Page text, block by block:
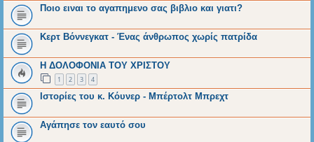
Ποιο ειναι το αγαπημενο σας βιβλιο και γιατι?
Κερτ Βόννεγκατ - Ένας άνθρωπος χωρίς πατρίδα
Η ΔΟΛΟΦΟΝΙΑ ΤΟΥ ΧΡΙΣΤΟΥ
1 2 3 4
Ιστορίες του κ. Κόυνερ - Μπέρτολτ Μπρεχτ
Αγάπησε τον εαυτό σου